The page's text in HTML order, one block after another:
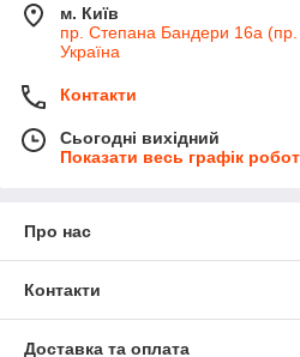
м. Київ
пр. Степана Бандери 16а (пр.
Україна
Контакти
Сьогодні вихідний
Показати весь графік
Про нас
Контакти
Доставка та оплата